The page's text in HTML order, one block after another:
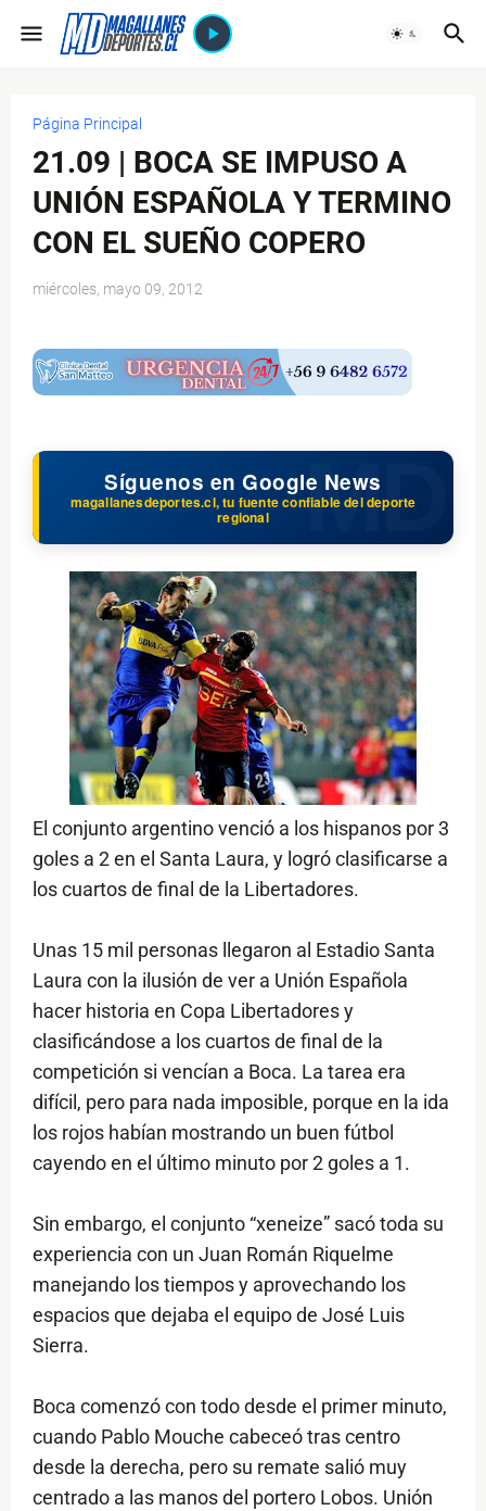
Página Principal
21.09 | BOCA SE IMPUSO A
UNIÓN ESPAÑOLA Y TERMINO
CON EL SUEÑO COPERO
miércoles, mayo 09, 2012
Síguenos en Google News
magallanesdeportes.cl, tu fuente confiable del deporte
regional
El conjunto argentino venció a los hispanos por 3
goles a 2 en el Santa Laura, y logró clasificarse a
los cuartos de final de la Libertadores.
Unas 15 mil personas llegaron al Estadio Santa
Laura con la ilusión de ver a Unión Española
hacer historia en Copa Libertadores y
clasificándose a los cuartos de final de la
competición si vencían a Boca. La tarea era
difícil, pero para nada imposible, porque en la ida
los rojos habían mostrando un buen fútbol
cayendo en el último minuto por 2 goles a 1.
Sin embargo, el conjunto “xeneize” sacó toda su
experiencia con un Juan Román Riquelme
manejando los tiempos y aprovechando los
espacios que dejaba el equipo de José Luis
Sierra.
Boca comenzó con todo desde el primer minuto,
cuando Pablo Mouche cabeceó tras centro
desde la derecha, pero su remate salió muy
centrado a las manos del portero Lobos. Unión